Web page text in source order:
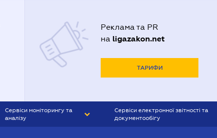
Реклама та PR
на ligazakon.net
ТАРИФИ
Сервіси моніторингу та
аналізу
Сервіси електронної звітності та
документообігу